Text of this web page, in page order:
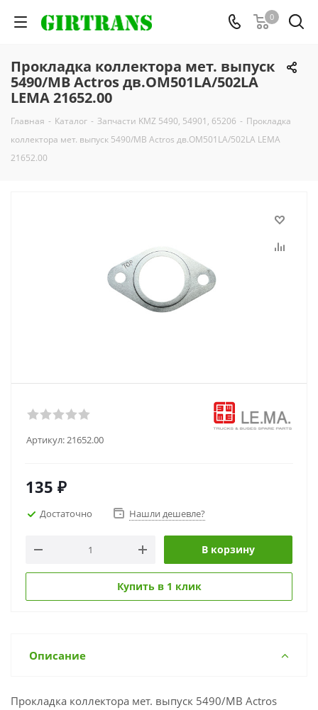
0
Прокладка коллектора мет. выпуск
5490/MB Actros дв.OM501LA/502LA
LEMA 21652.00
Главная - Каталог - Запчасти KMZ 5490, 54901, 65206 - Прокладка
коллектора мет. выпуск 5490/MB Actros дв.OM501LA/502LA LEMA
21652.00
Артикул:21652.00
135 ₽
Достаточно Нашли дешевле?
В корзину
Купить в 1 клик
Описание
Прокладка коллектора мет. выпуск 5490/MB Actros